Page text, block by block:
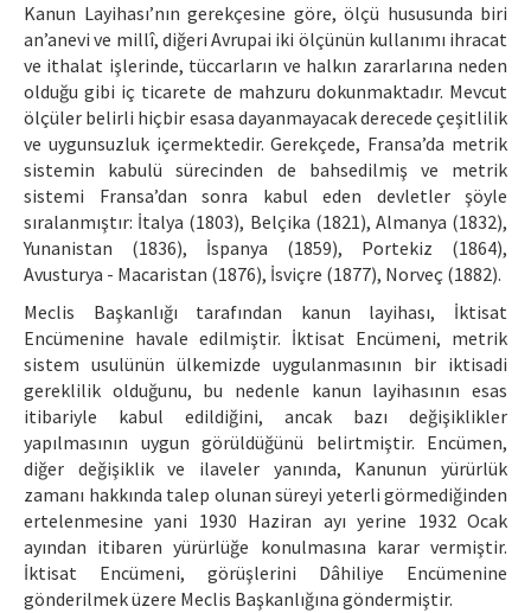
Kanun Layihası’nın gerekçesine göre, ölçü hususunda biri
an’anevi ve millî, diğeri Avrupai iki ölçünün kullanımı ihracat
ve ithalat işlerinde, tüccarların ve halkın zararlarına neden
olduğu gibi iç ticarete de mahzuru dokunmaktadır. Mevcut
ölçüler belirli hiçbir esasa dayanmayacak derecede çeşitlilik
ve uygunsuzluk içermektedir. Gerekçede, Fransa’da metrik
sistemin kabulü sürecinden de bahsedilmiş ve metrik
sistemi Fransa’dan sonra kabul eden devletler şöyle
sıralanmıştır: İtalya (1803), Belçika (1821), Almanya (1832),
Yunanistan (1836), İspanya (1859), Portekiz (1864),
Avusturya - Macaristan (1876), İsviçre (1877), Norveç (1882).
Meclis Başkanlığı tarafından kanun layihası, İktisat
Encümenine havale edilmiştir. İktisat Encümeni, metrik
sistem usulünün ülkemizde uygulanmasının bir iktisadi
gereklilik olduğunu, bu nedenle kanun layihasının esas
itibariyle kabul edildiğini, ancak bazı değişiklikler
yapılmasının uygun görüldüğünü belirtmiştir. Encümen,
diğer değişiklik ve ilaveler yanında, Kanunun yürürlük
zamanı hakkında talep olunan süreyi yeterli görmediğinden
ertelenmesine yani 1930 Haziran ayı yerine 1932 Ocak
ayından itibaren yürürlüğe konulmasına karar vermiştir.
İktisat Encümeni, görüşlerini Dâhiliye Encümenine
gönderilmek üzere Meclis Başkanlığına göndermiştir.